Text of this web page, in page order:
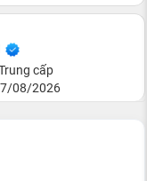
cấp
08/2026